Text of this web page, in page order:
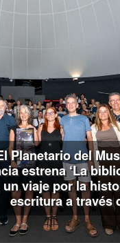
Planetario del
estrena ‘La
un viaje por la
escritura a través